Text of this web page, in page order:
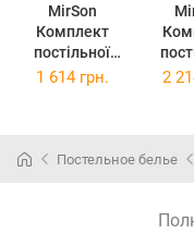
MirSon
Комплект
постільної
білизни
Paw Patrol gray
1 614 грн. 2
Постельное белье